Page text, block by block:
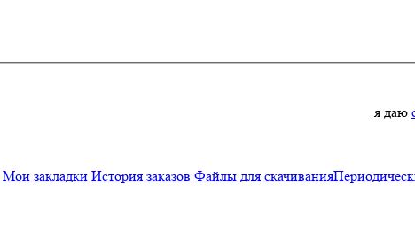
я даю
Мои закладки История заказов Файлы для скачивания